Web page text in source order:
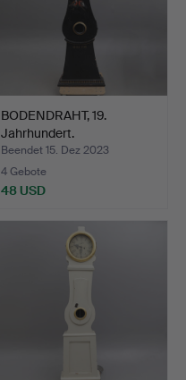
BODENDRAHT, 19.
Jahrhundert.
Beendet 15. Dez 2023
4 Gebote
48 USD